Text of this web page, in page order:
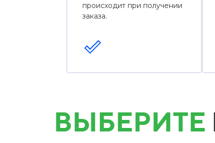
происходит при получении
заказа.
ВЫБЕРИТЕ